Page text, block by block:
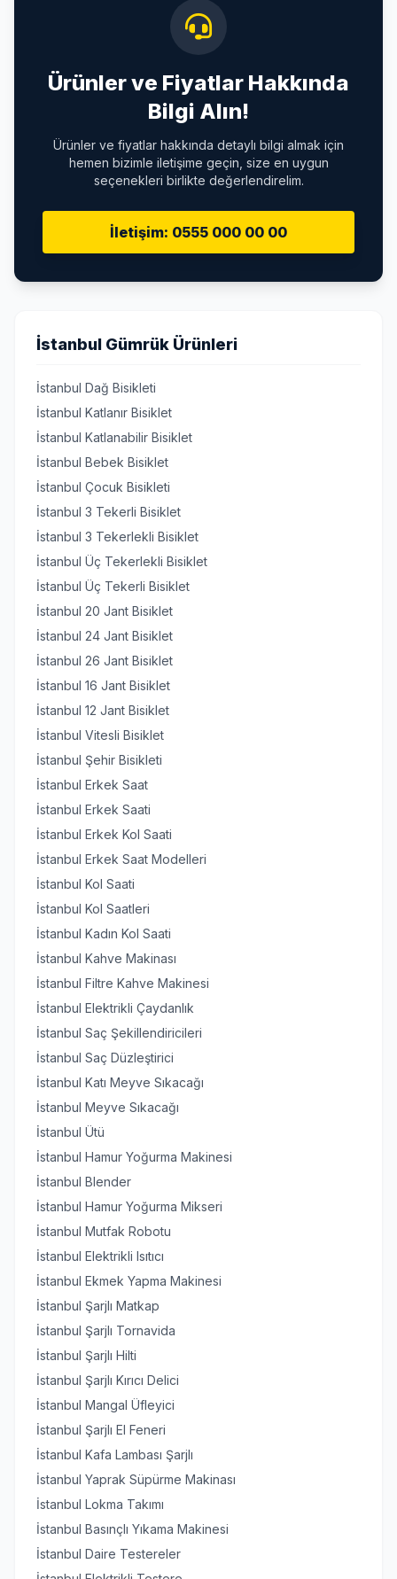
Ürünler ve Fiyatlar Hakkında
Bilgi Alın!
Ürünler ve fiyatlar hakkında detaylı bilgi almak için
hemen bizimle iletişime geçin, size en uygun
seçenekleri birlikte değerlendirelim.
İletişim: 0555 000 00 00
İstanbul Gümrük Ürünleri
İstanbul Dağ Bisikleti
İstanbul Katlanır Bisiklet
İstanbul Katlanabilir Bisiklet
İstanbul Bebek Bisiklet
İstanbul Çocuk Bisikleti
İstanbul 3 Tekerli Bisiklet
İstanbul 3 Tekerlekli Bisiklet
İstanbul Üç Tekerlekli Bisiklet
İstanbul Üç Tekerli Bisiklet
İstanbul 20 Jant Bisiklet
İstanbul 24 Jant Bisiklet
İstanbul 26 Jant Bisiklet
İstanbul 16 Jant Bisiklet
İstanbul 12 Jant Bisiklet
İstanbul Vitesli Bisiklet
İstanbul Şehir Bisikleti
İstanbul Erkek Saat
İstanbul Erkek Saati
İstanbul Erkek Kol Saati
İstanbul Erkek Saat Modelleri
İstanbul Kol Saati
İstanbul Kol Saatleri
İstanbul Kadın Kol Saati
İstanbul Kahve Makinası
İstanbul Filtre Kahve Makinesi
İstanbul Elektrikli Çaydanlık
İstanbul Saç Şekillendiricileri
İstanbul Saç Düzleştirici
İstanbul Katı Meyve Sıkacağı
İstanbul Meyve Sıkacağı
İstanbul Ütü
İstanbul Hamur Yoğurma Makinesi
İstanbul Blender
İstanbul Hamur Yoğurma Mikseri
İstanbul Mutfak Robotu
İstanbul Elektrikli Isıtıcı
İstanbul Ekmek Yapma Makinesi
İstanbul Şarjlı Matkap
İstanbul Şarjlı Tornavida
İstanbul Şarjlı Hilti
İstanbul Şarjlı Kırıcı Delici
İstanbul Mangal Üfleyici
İstanbul Şarjlı El Feneri
İstanbul Kafa Lambası Şarjlı
İstanbul Yaprak Süpürme Makinası
İstanbul Lokma Takımı
İstanbul Basınçlı Yıkama Makinesi
İstanbul Daire Testereler